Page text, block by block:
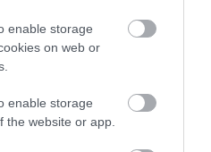
enable storage
on web or
enable storage
the website or app.